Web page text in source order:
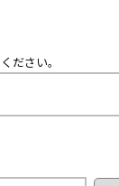
ださい。